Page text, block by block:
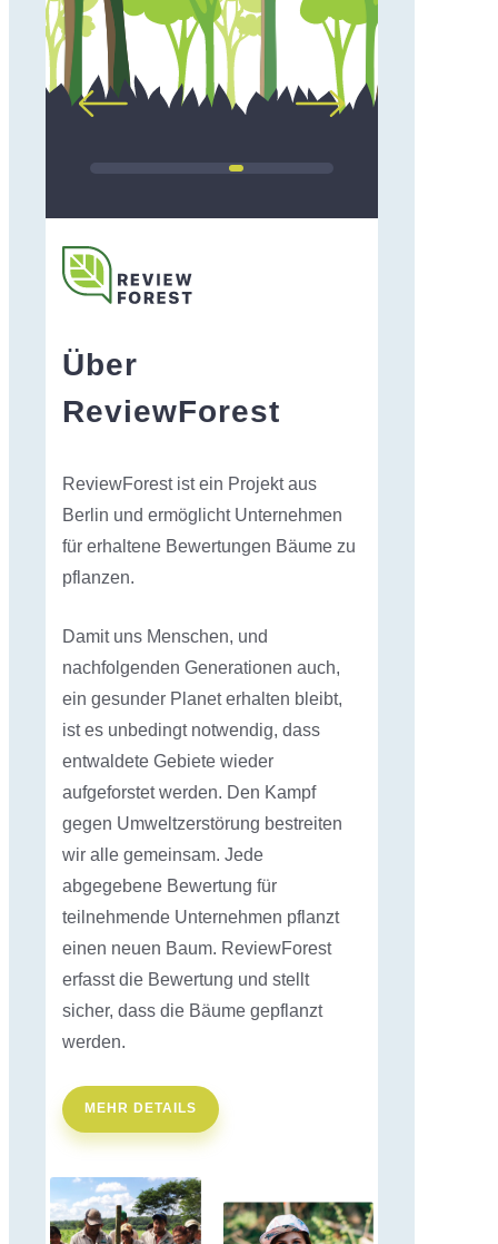
Über
ReviewForest
ReviewForest ist ein Projekt aus
Berlin und ermöglicht Unternehmen
für erhaltene Bewertungen Bäume zu
pflanzen.
Damit uns Menschen, und
nachfolgenden Generationen auch,
ein gesunder Planet erhalten bleibt,
ist es unbedingt notwendig, dass
entwaldete Gebiete wieder
aufgeforstet werden. Den Kampf
gegen Umweltzerstörung bestreiten
wir alle gemeinsam. Jede
abgegebene Bewertung für
teilnehmende Unternehmen pflanzt
einen neuen Baum. ReviewForest
erfasst die Bewertung und stellt
sicher, dass die Bäume gepflanzt
werden.
MEHR DETAILS